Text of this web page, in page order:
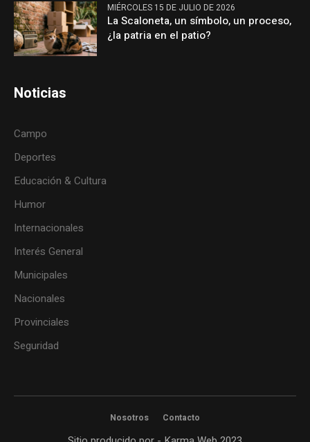
MIÉRCOLES 15 DE JULIO DE 2026
La Scaloneta, un símbolo, un proceso,
¿la patria en el patio?
Noticias
Campo
Deportes
Educación & Cultura
Humor
Internacionales
Interés General
Municipales
Nacionales
Provinciales
Seguridad
Nosotros Contacto